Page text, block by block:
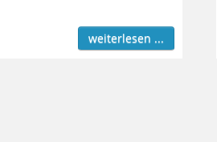
weiterlesen ...